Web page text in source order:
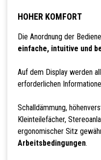
HOHER KOMFORT
Die Anordnung der
einfache, intuitive und
Auf dem Display werden
erforderlichen
Schalldämmung,
Kleinteilefächer,
ergonomischer Sitz
Arbeitsbedingungen.